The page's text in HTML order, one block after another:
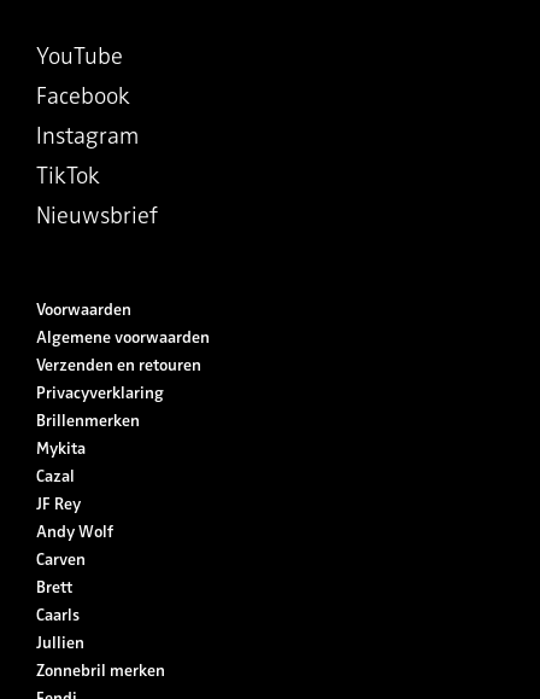
YouTube
Facebook
Instagram
TikTok
Nieuwsbrief
Voorwaarden
Algemene voorwaarden
Verzenden en retouren
Privacyverklaring
Brillenmerken
Mykita
Cazal
JF Rey
Andy Wolf
Carven
Brett
Caarls
Jullien
Zonnebril merken